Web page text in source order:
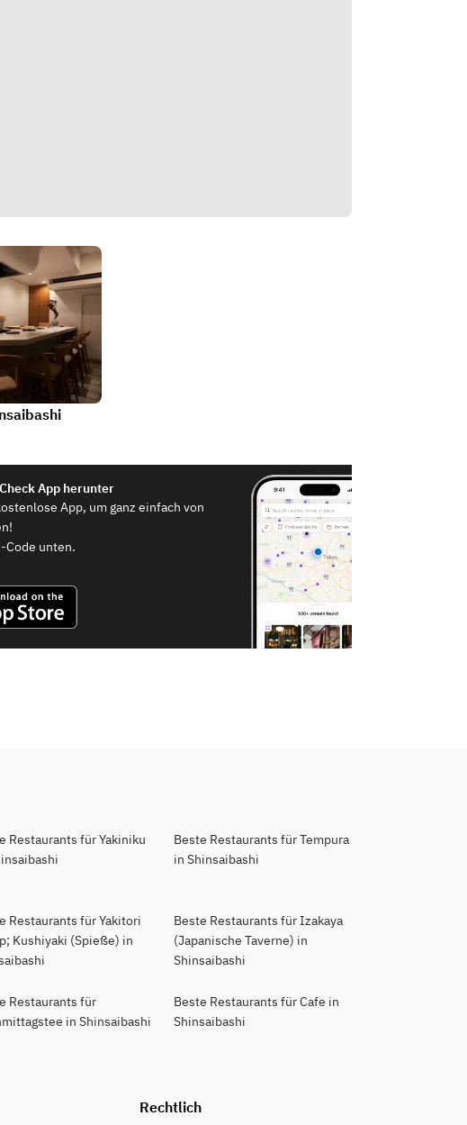
App herunter
App, um ganz einfach von
Code unten.
Restaurants für Yakiniku
Beste Restaurants für Tempura
in Shinsaibashi
Restaurants für Yakitori
Kushiyaki (Spieße) in
Beste Restaurants für Izakaya
(Japanische Taverne) in
Shinsaibashi
Restaurants für
in Shinsaibashi
Beste Restaurants für Cafe in
Shinsaibashi
Rechtlich